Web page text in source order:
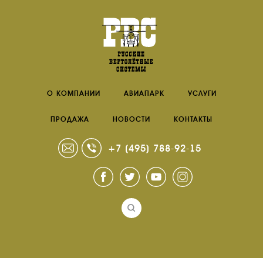
О КОМПАНИИ АВИАПАРК УСЛУГИ
ПРОДАЖА НОВОСТИ КОНТАКТЫ
+7 (495) 788-92-15